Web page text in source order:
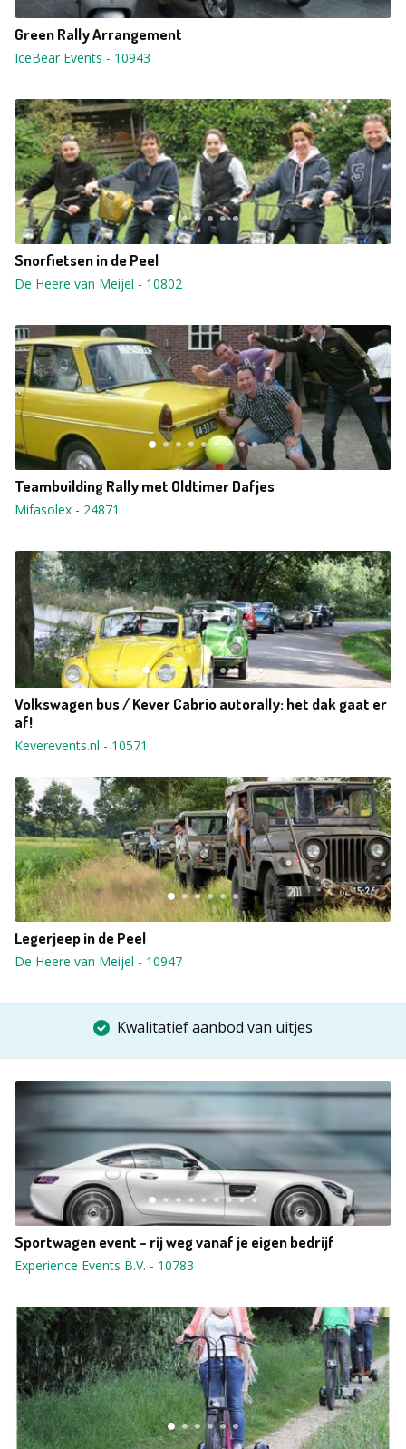
Green Rally Arrangement
IceBear Events - 10943
Snorfietsen in de Peel
De Heere van Meijel - 10802
Teambuilding Rally met Oldtimer Dafjes
Mifasolex - 24871
Volkswagen bus / Kever Cabrio autorally: het dak gaat er
af!
Keverevents.nl - 10571
Legerjeep in de Peel
De Heere van Meijel - 10947
Kwalitatief aanbod van uitjes
Sportwagen event - rij weg vanaf je eigen bedrijf
Experience Events B.V. - 10783